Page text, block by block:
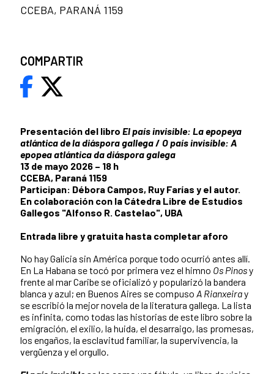
Presentación del libro El país invisible: La epopeya
atlántica de la diáspora gallega/ O país invisible: A
epopea atlántica da diáspora galega
13 de mayo 2026 – 18 h
CCEBA, Paraná 1159
Participan: Débora Campos, Ruy Farías y el autor.
En colaboración con la Cátedra Libre de Estudios
Gallegos "Alfonso R. Castelao", UBA
Entrada libre y gratuita hasta completar aforo
No hay Galicia sin América porque todo ocurrió antes allí.
En La Habana se tocó por primera vez el himno Os Pinosy
frente al mar Caribe se oficializó y popularizó la bandera
blanca y azul; en Buenos Aires se compuso A Rianxeiray
se escribió la mejor novela de la literatura gallega. La lista
es infinita, como todas las historias de este libro sobre la
emigración, el exilio, la huida, el desarraigo, las promesas,
los engaños, la esclavitud familiar, la supervivencia, la
vergüenza y el orgullo.
CCEBA, PARANÁ 1159
COMPARTIR